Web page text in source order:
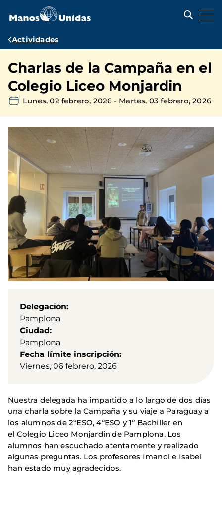
contenido
Ruta
navegación
Actividades
Charlas de la Campaña en el
Colegio Liceo Monjardin
Lunes, 02 febrero, 2026 - Martes, 03 febrero, 2026
Delegación
Pamplona
Ciudad
Pamplona
Fecha límite inscripción
Viernes, 06 febrero, 2026
Nuestra delegada ha impartido a lo largo de dos días
una charla sobre la Campaña y su viaje a Paraguay a
los alumnos de 2ºESO, 4ºESO y 1º Bachiller en
el Colegio Liceo Monjardin de Pamplona. Los
alumnos han escuchado atentamente y realizado
algunas preguntas. Los profesores Imanol e Isabel
han estado muy agradecidos.